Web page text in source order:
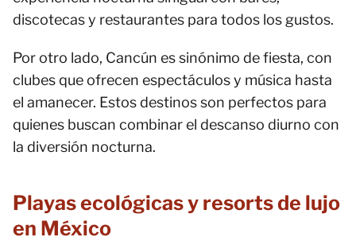
discotecas y restaurantes para todos los gustos.
Por otro lado, Cancún es sinónimo de fiesta, con
clubes que ofrecen espectáculos y música hasta
el amanecer. Estos destinos son perfectos para
quienes buscan combinar el descanso diurno con
la diversión nocturna.
Playas ecológicas y resorts de lujo
en México